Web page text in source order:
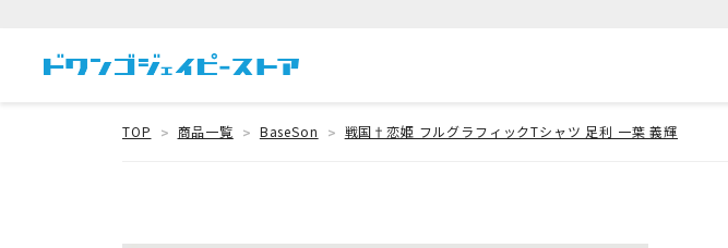
TOP 商品一覧 BaseSon 戦国†恋姫 フルグラフィックTシャツ 足利 一葉 義輝